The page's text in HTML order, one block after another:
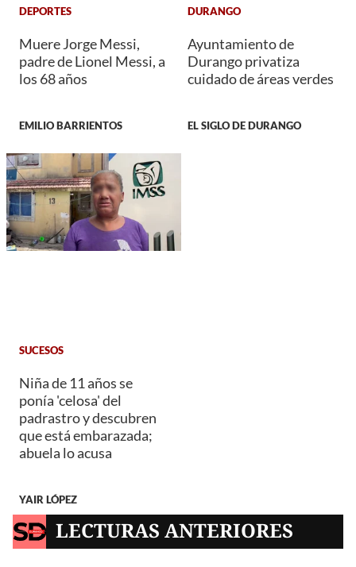
DEPORTES
Muere Jorge Messi,
padre de Lionel Messi, a
los 68 años
EMILIO BARRIENTOS
DURANGO
Ayuntamiento de
Durango privatiza
cuidado de áreas verdes
EL SIGLO DE DURANGO
SUCESOS
Niña de 11 años se
ponía 'celosa' del
padrastro y descubren
que está embarazada;
abuela lo acusa
YAIR LÓPEZ
LECTURAS ANTERIORES